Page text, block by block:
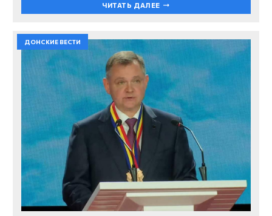
ЧИТАТЬ ДАЛЕЕ
ДОНСКИЕ ВЕСТИ